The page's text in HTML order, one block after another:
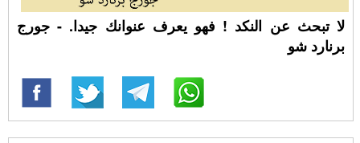
لا تبحث عن النكد ! فهو يعرف عنوانك جيدا. - جورج
برنارد شو